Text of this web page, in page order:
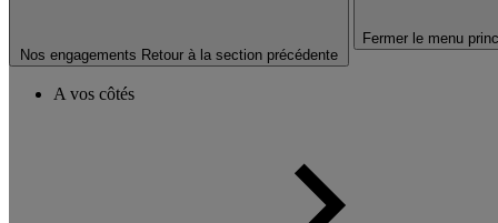
Nos engagements Retour à la section précédente
Fermer le menu
A vos côtés